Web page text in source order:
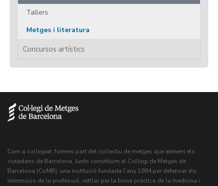
Tallers
Metges i literatura
Concursos artístics
Com a col·legiat, formes part del col·lectiu de metges que atenem els
ciutadans de Barcelona. Junts constituïm el Col·legi de Metges de
Barcelona (CoMB), una institució fundada l'any 1894 per defensar els
interessos de la professió, vetllar per la bona pràctica de la medicina i